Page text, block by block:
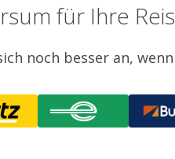
für Ihre
noch besser an, wenn